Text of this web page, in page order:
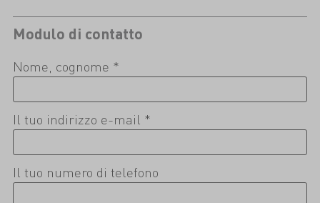
Modulo di contatto
Nome, cognome *
Il tuo indirizzo e-mail *
Il tuo numero di telefono